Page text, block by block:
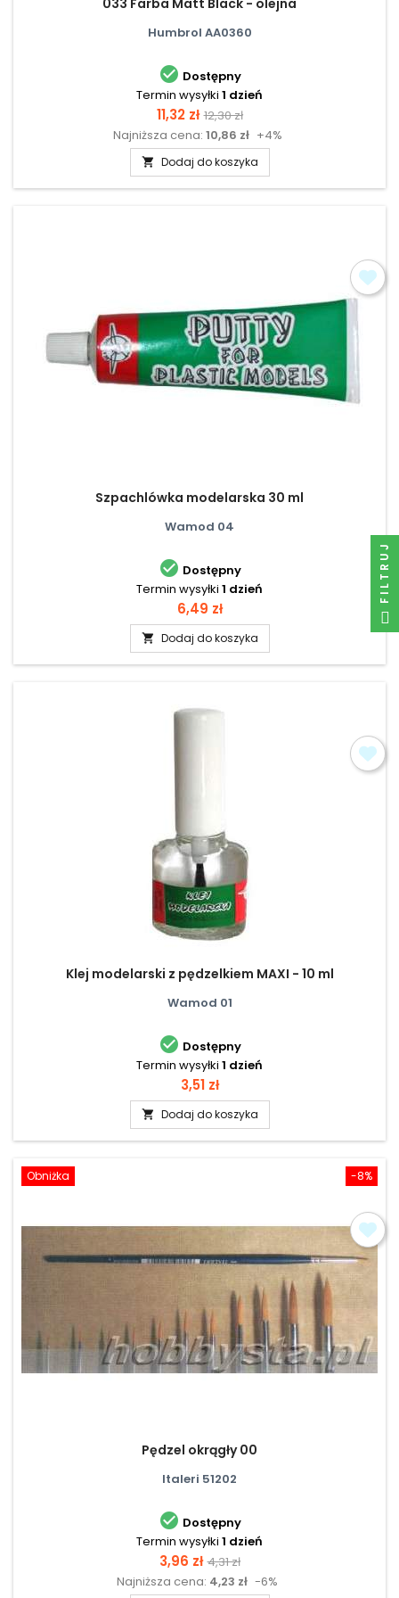
Humbrol AA0360
 Dostępny
Termin wysyłki 1 dzień
Cena
11,32 zł Cena
podstawowa
12,30 zł
Najniższa cena: 10,86 zł +4%
 Dodaj do koszyka
Szpachlówka modelarska 30 ml
Wamod 04
 Dostępny
Termin wysyłki 1 dzień
Cena
6,49 zł
 Dodaj do koszyka
Klej modelarski z pędzelkiem MAXI - 10 ml
Wamod 01
 Dostępny
Termin wysyłki 1 dzień
Cena
3,51 zł
 Dodaj do koszyka
-8%
Obniżka
Pędzel okrągły 00
Italeri 51202
 Dostępny
Termin wysyłki 1 dzień
Cena
3,96 zł Cena
podstawowa
4,31 zł
Najniższa cena: 4,23 zł -6%
FILTRUJ